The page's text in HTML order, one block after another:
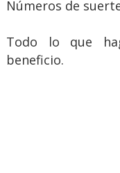
Números de
Todo lo que
beneficio.